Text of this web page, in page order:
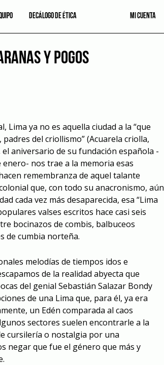
DECÁLOGO DE ÉTICA MI CUENTA
Y POGOS
Lima ya no es aquella ciudad a la “que
del criollismo” (Acuarela criolla,
aniversario de su fundación española -
nos trae a la memoria esas
remembranza de aquel talante
que, con todo su anacronismo, aún
cada vez más desaparecida, esa “Lima
valses escritos hace casi seis
bocinazos de combis, balbuceos
de cumbia norteña.
melodías de tiempos idos e
de la realidad abyecta que
del genial Sebastián Salazar Bondy
de una Lima que, para él, ya era
un Edén comparada al caos
sectores suelen encontrarle a la
cursilería o nostalgia por una
negar que fue el género que más y